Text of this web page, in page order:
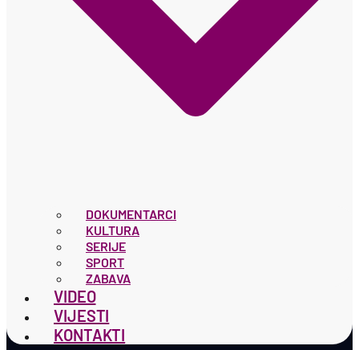
DOKUMENTARCI
KULTURA
SERIJE
SPORT
ZABAVA
VIDEO
VIJESTI
KONTAKTI